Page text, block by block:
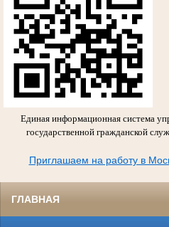
Единая информационная система
государственной гражданской
Приглашаем на работу в
ГЛАВНАЯ